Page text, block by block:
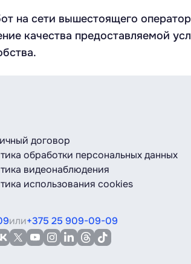
на сети вышестоящего
качества предоставляемой
договор
обработки персональных данных
видеонаблюдения
использования cookies
или+375 25 909-09-09